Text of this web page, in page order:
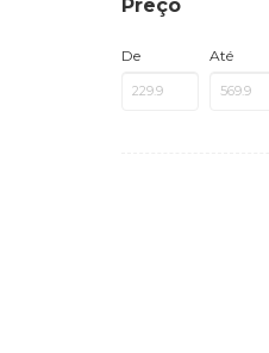
Preço
De Até